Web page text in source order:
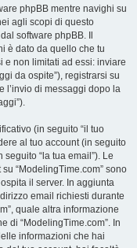
phpBB mentre navighi su
agli scopi di questo
software phpBB. Il
è dato da quello che tu
e non limitati ad essi: inviare
da ospite”), registrarsi su
l’invio di messaggi dopo la
(in seguito “il tuo
al tuo account (in seguito
“la tua email”). Le
“ModelingTime.com” sono
il server. In aggiunta
email richiesti durante
quale altra informazione
di “ModelingTime.com”. In
informazioni che hai